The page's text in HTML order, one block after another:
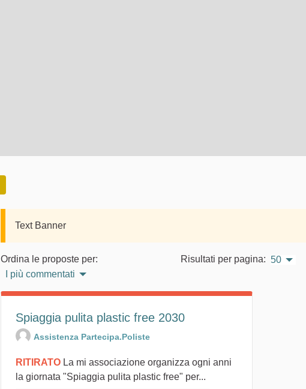
Text Banner
Ordina le proposte per:
I più commentati
Risultati per pagina: 50
Spiaggia pulita plastic free 2030
Assistenza Partecipa.Poliste
RITIRATO La mi associazione organizza ogni anni
la giornata "Spiaggia pulita plastic free" per...